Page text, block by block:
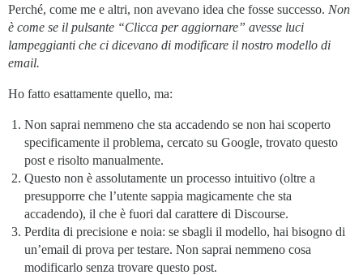
Perché, come me e altri, non avevano idea che fosse successo. Non
è come se il pulsante “Clicca per aggiornare” avesse luci
lampeggianti che ci dicevano di modificare il nostro modello di
email.
Ho fatto esattamente quello, ma:
Non saprai nemmeno che sta accadendo se non hai scoperto
specificamente il problema, cercato su Google, trovato questo
post e risolto manualmente.
Questo non è assolutamente un processo intuitivo (oltre a
presupporre che l’utente sappia magicamente che sta
accadendo), il che è fuori dal carattere di Discourse.
Perdita di precisione e noia: se sbagli il modello, hai bisogno di
un’email di prova per testare. Non saprai nemmeno cosa
modificarlo senza trovare questo post.